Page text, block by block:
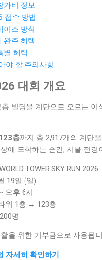
가비 정보
접수 방법
이스 방식
완주 혜택
별 혜택
야 할 주의사항
대회 개요
층 빌딩을 계단으로 오르는
층까지 총 2,917개의 계단
에 도착하는 순간, 서울 전
TOWER SKY RUN 2026
19일 (일)
오후 6시
워 1층 → 123층
명
을 위한 기부금으로 사용됩
자세히 확인하기